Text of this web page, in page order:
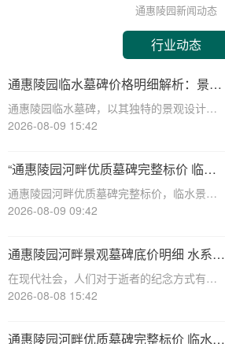
通惠陵园新闻动态
行业动态
通惠陵园临水墓碑价格明细解析：景观
维护费用承担政策及专属福利解读
通惠陵园临水墓碑，以其独特的景观设计和
深厚的文化内涵，成为众多家属的选择。本
构成、园区景观维护费用承担情况、以及家
属可享受的相关福利，为您提供全面的信息
参考。☎
2026-08-09 15:42
“通惠陵园河畔优质墓碑完整标价 临水
景观无需额外加价：性价比之选深度解
析”
通惠陵园河畔优质墓碑完整标价，临水景观
无需额外加价：性价比之选深度解析☎ 通惠
死亡和丧葬的思考越来越深入，选择一个合
适的墓地和墓碑成为许多家庭的重
2026-08-09 09:42
通惠陵园河畔景观墓碑底价明细 水系养
护费用无需额外支付详解
在现代社会，人们对于逝者的纪念方式有了
更多的选择和需求。通惠陵园作为一家专业
的服务，其中河畔景观墓碑因其独特的自然
2026-08-08 15:42
通惠陵园河畔优质墓碑完整标价 临水景